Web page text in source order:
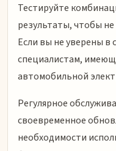
Тестируйте
результаты, чтобы
Если вы не уверены в
специалистам,
автомобильной
Регулярное
своевременное
необходимости